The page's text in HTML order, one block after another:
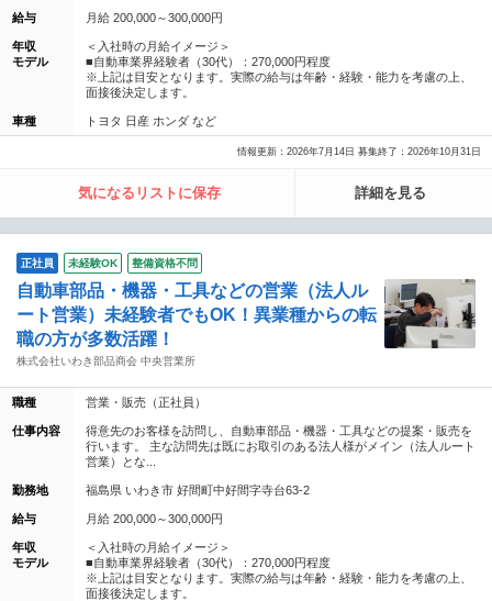
給与 月給 200,000～300,000円
年収
モデル
＜入社時の月給イメージ＞
■自動車業界経験者（30代）：270,000円程度
※上記は目安となります。実際の給与は年齢・経験・能力を考慮の上、
面接後決定します。
車種 トヨタ 日産 ホンダ など
情報更新：2026年7月14日 募集終了：2026年10月31日
気になるリストに保存 詳細を見る
正社員 未経験OK 整備資格不問
自動車部品・機器・工具などの営業（法人ル
ート営業）未経験者でもOK！異業種からの転
職の方が多数活躍！
株式会社いわき部品商会 中央営業所
職種 営業・販売（正社員）
仕事内容
得意先のお客様を訪問し、自動車部品・機器・工具などの提案・販売を
行います。 主な訪問先は既にお取引のある法人様がメイン（法人ルート
営業）とな...
勤務地 福島県 いわき市 好間町中好間字寺台63-2
給与 月給 200,000～300,000円
年収
モデル
＜入社時の月給イメージ＞
■自動車業界経験者（30代）：270,000円程度
※上記は目安となります。実際の給与は年齢・経験・能力を考慮の上、
面接後決定します。